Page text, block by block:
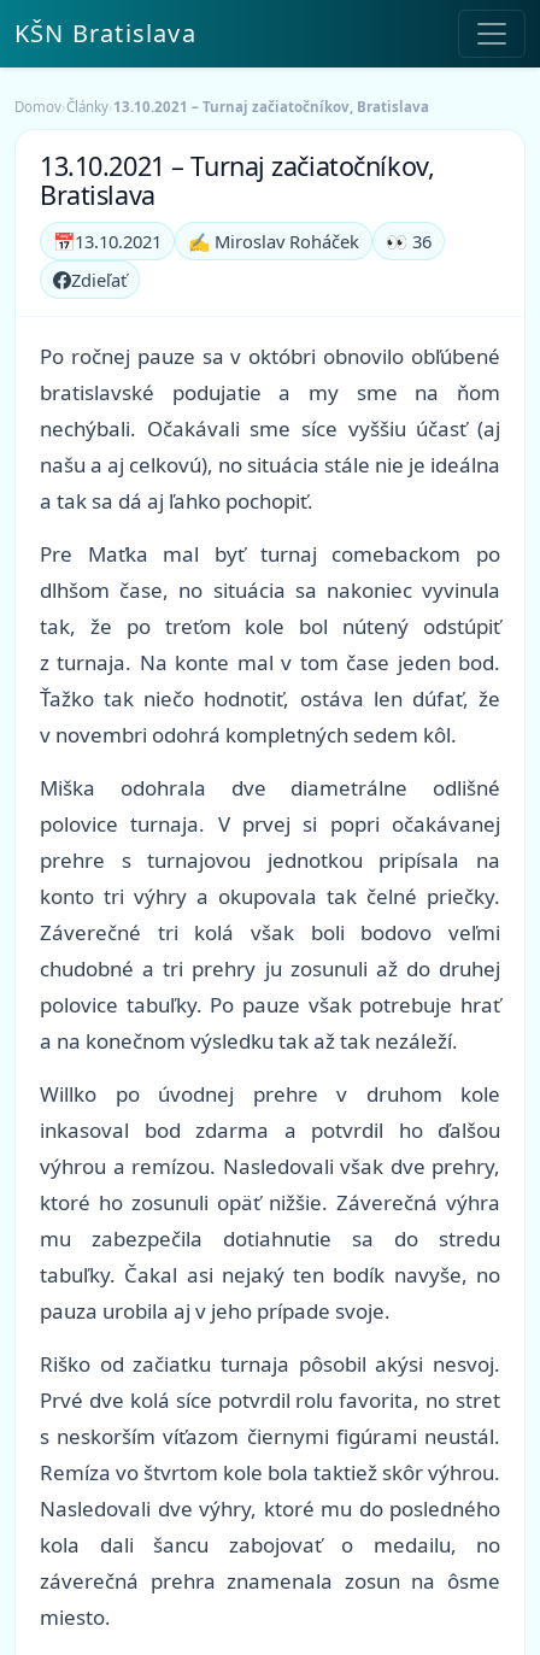
KŠN Bratislava
Domov›Články›13.10.2021 – Turnaj začiatočníkov, Bratislava
13.10.2021 – Turnaj začiatočníkov,
Bratislava
📅13.10.2021 ✍️ Miroslav Roháček
👀 36
Zdieľať
Po ročnej pauze sa v októbri obnovilo obľúbené
bratislavské podujatie a my sme na ňom
nechýbali. Očakávali sme síce vyššiu účasť (aj
našu a aj celkovú), no situácia stále nie je ideálna
a tak sa dá aj ľahko pochopiť.
Pre Maťka mal byť turnaj comebackom po
dlhšom čase, no situácia sa nakoniec vyvinula
tak, že po treťom kole bol nútený odstúpiť
z turnaja. Na konte mal v tom čase jeden bod.
Ťažko tak niečo hodnotiť, ostáva len dúfať, že
v novembri odohrá kompletných sedem kôl.
Miška odohrala dve diametrálne odlišné
polovice turnaja. V prvej si popri očakávanej
prehre s turnajovou jednotkou pripísala na
konto tri výhry a okupovala tak čelné priečky.
Záverečné tri kolá však boli bodovo veľmi
chudobné a tri prehry ju zosunuli až do druhej
polovice tabuľky. Po pauze však potrebuje hrať
a na konečnom výsledku tak až tak nezáleží.
Willko po úvodnej prehre v druhom kole
inkasoval bod zdarma a potvrdil ho ďalšou
výhrou a remízou. Nasledovali však dve prehry,
ktoré ho zosunuli opäť nižšie. Záverečná výhra
mu zabezpečila dotiahnutie sa do stredu
tabuľky. Čakal asi nejaký ten bodík navyše, no
pauza urobila aj v jeho prípade svoje.
Riško od začiatku turnaja pôsobil akýsi nesvoj.
Prvé dve kolá síce potvrdil rolu favorita, no stret
s neskorším víťazom čiernymi figúrami neustál.
Remíza vo štvrtom kole bola taktiež skôr výhrou.
Nasledovali dve výhry, ktoré mu do posledného
kola dali šancu zabojovať o medailu, no
záverečná prehra znamenala zosun na ôsme
miesto.